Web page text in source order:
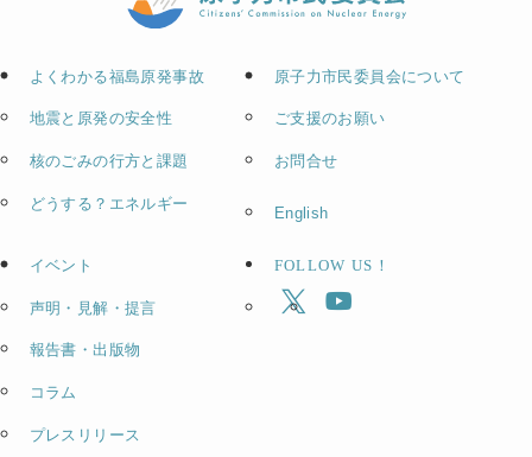
よくわかる福島原発事故
地震と原発の安全性
核のごみの行方と課題
どうする？エネルギー
イベント
声明・見解・提言
報告書・出版物
コラム
プレスリリース
原子力市民委員会について
ご支援のお願い
お問合せ
English
FOLLOW US！